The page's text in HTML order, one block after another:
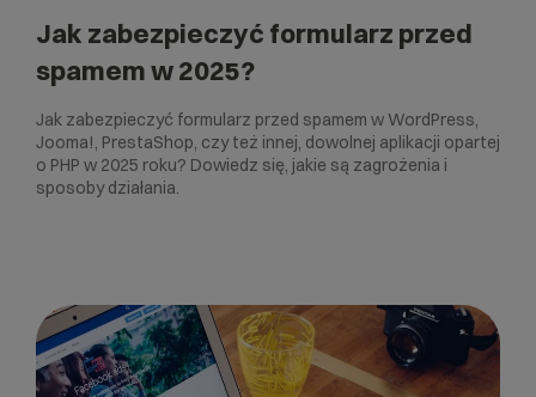
Jak zabezpieczyć formularz przed
spamem w 2025?
Jak zabezpieczyć formularz przed spamem w WordPress,
Jooma!, PrestaShop, czy też innej, dowolnej aplikacji opartej
o PHP w 2025 roku? Dowiedz się, jakie są zagrożenia i
sposoby działania.